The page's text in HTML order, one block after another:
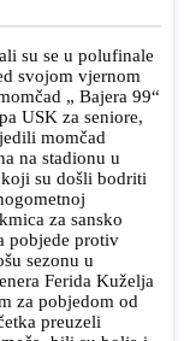
su se u polufinale
svojom vjernom
„ Bajera 99“
USK za seniore,
momčad
na stadionu u
su došli bodriti
za sansko
pobjede protiv
sezonu u
Ferida Kuželja
za pobjedom od
preuzeli